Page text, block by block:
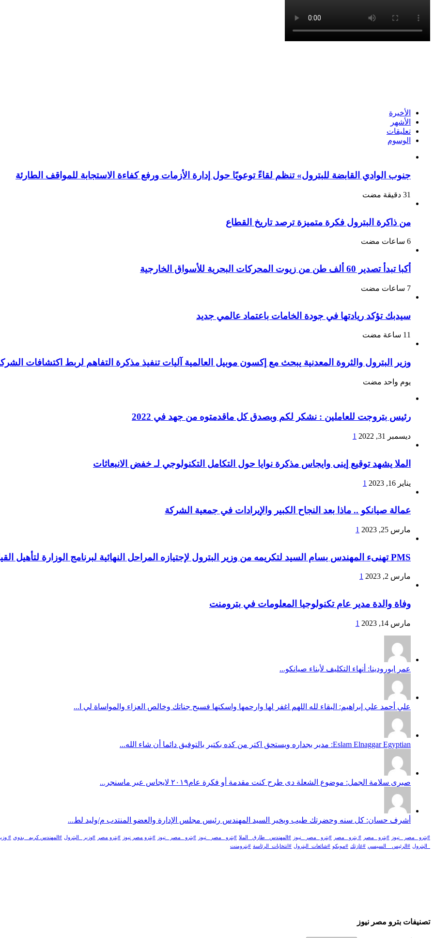
الأخيرة
الأشهر
تعليقات
الوسوم
جنوب الوادي القابضة للبترول» تنظم لقاءً توعويًا حول إدارة الأزمات ورفع كفاءة الاستجابة للمواقف الطارئة
من ذاكرة البترول فكرة متميزة ترصد تاريخ القطاع
أكبا تبدأ تصدير 60 ألف طن من زيوت المحركات البحرية للأسواق الخارجية
سيدبك تؤكد ريادتها في جودة الخامات باعتماد عالمي جديد
وزير البترول والثروة المعدنية يبحث مع إكسون موبيل العالمية آليات تنفيذ مذكرة التفاهم لربط اكتشافات
‏يوم واحد مضت
رئيس بتروجت للعاملين : نشكر لكم وبصدق كل ماقدمتوه من جهد في 2022
ديسمبر 31, 2022 1
الملا يشهد توقيع إينى وايجاس مذكرة نوايا حول التكامل التكنولوجي لـ خفض الانبعاثات
يناير 16, 2023 1
عمالة صيانكو .. ماذا بعد النجاح الكبير والإيرادات في جمعية الشركة
مارس 25, 2023 1
PMS تهنىء المهندس بسام السيد لتكريمه من وزير البترول لإجتيازه المراحل النهائية لبرنامج الوزارة لتأهيل القيادات الشابة والمتوسطة
مارس 2, 2023 1
وفاة والدة مدير عام تكنولوجيا المعلومات في بترومنت
مارس 14, 2023 1
عمر ابورودينا: أنهاء التكليف لأبناء صيانكو...
علي أحمد علي إبراهيم: البقاء لله اللهم اغفر لها وارحمها واسكنها فسيح جناتك وخالص العزاء والمواساة لي ا...
Eslam Elnaggar Egyptian: مدير بجداره ويستحق اكتر من كده بكتير بالتوفيق دائما أن شاء الله...
صبرى سلامة الجمل: موضوع الشعلة دى طرح كنت مقدمة أو فكرة عام٢٠١٩ لايجاس عبر ماسنجر...
أشرف حسان: كل سنه وحضرتك طيب وبخير السيد المهندس رئيس مجلس الإدارة والعضو المنتدب م/وليد لط...
#بترو _مصر _نيوز #بترو _مصر # بترو_ مصر #بترو _مصر_ نيوز #المهندس _طارق _الملا #بترو_ مصر_ نيوز #بترو_ مصر _نيوز #بترو مصر نيوز #بترو مصر #وزير _البترول #المهندس كريم_ بدوي #
_البترول #الرئيس _ السيسي #غازتك #موبكو #شائعات_البترول #انتخابات_الرئاسة #بترومنت
تصنيفات بترو مصر نيوز